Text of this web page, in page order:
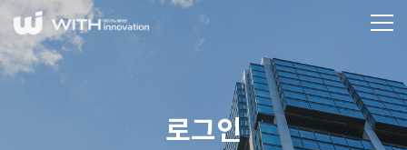
로그인